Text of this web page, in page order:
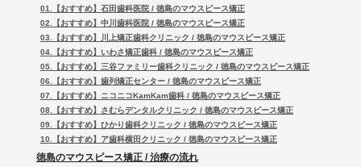
01.【おすすめ】石田歯科医院 / 徳島のマウスピース矯正
02.【おすすめ】中川歯科医院 / 徳島のマウスピース矯正
03.【おすすめ】川上矯正歯科クリニック / 徳島のマウスピース矯正
04.【おすすめ】いわさ矯正歯科 / 徳島のマウスピース矯正
05.【おすすめ】三谷ファミリー歯科クリニック / 徳島のマウスピース矯正
06.【おすすめ】歯列矯正センター / 徳島のマウスピース矯正
07.【おすすめ】ニコニコKamKam歯科 / 徳島のマウスピース矯正
08.【おすすめ】さむらデンタルクリニック / 徳島のマウスピース矯正
09.【おすすめ】ひかり歯科クリニック / 徳島のマウスピース矯正
10.【おすすめ】ア歯科横田クリニック / 徳島のマウスピース矯正
徳島のマウスピース矯正 / 治療の流れ